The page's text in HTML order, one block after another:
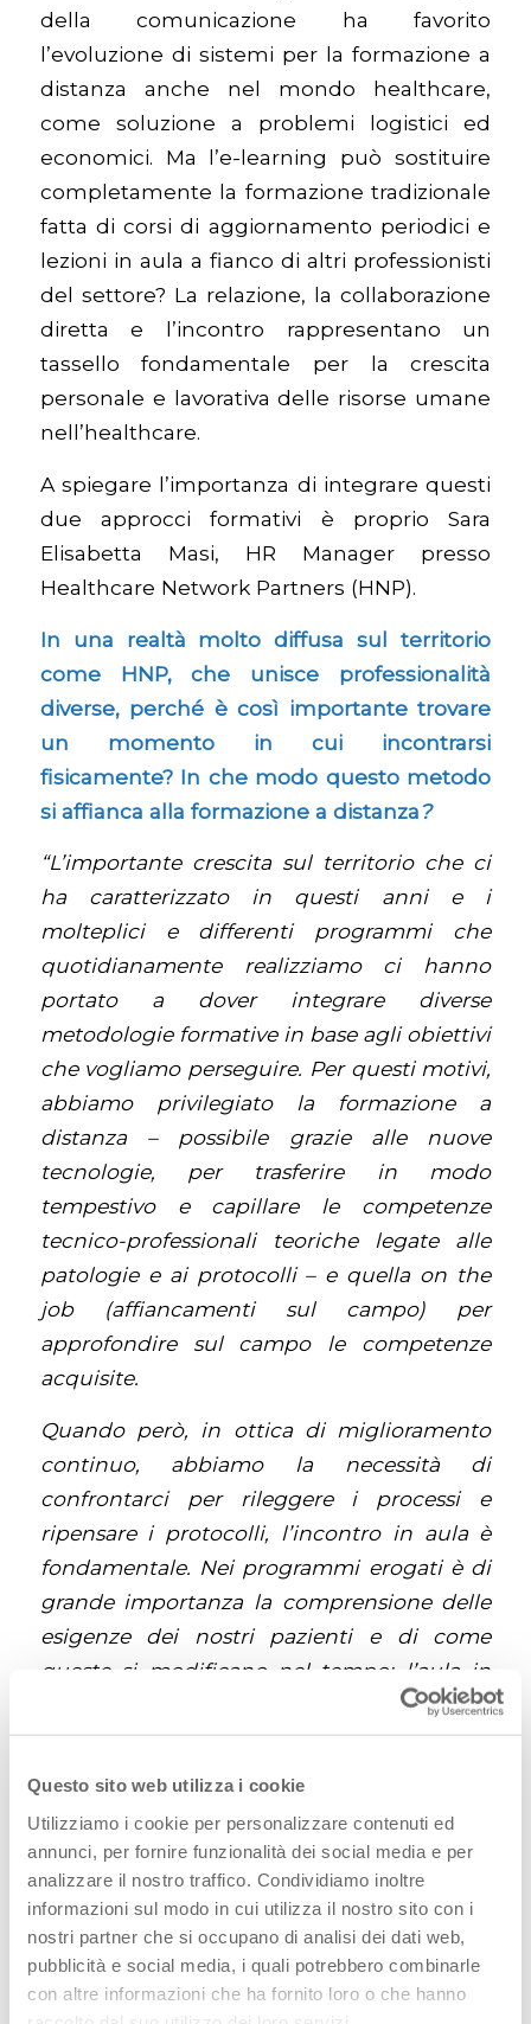
Questo sito web utilizza i cookie
Utilizziamo i cookie per personalizzare contenuti ed
annunci, per fornire funzionalità dei social media e per
analizzare il nostro traffico. Condividiamo inoltre
informazioni sul modo in cui utilizza il nostro sito con i
nostri partner che si occupano di analisi dei dati web,
pubblicità e social media, i quali potrebbero combinarle
con altre informazioni che ha fornito loro o che hanno
della comunicazione ha favorito
l’evoluzione di sistemi per la formazione a
distanza anche nel mondo healthcare,
come soluzione a problemi logistici ed
economici. Ma l’e-learning può sostituire
completamente la formazione tradizionale
fatta di corsi di aggiornamento periodici e
lezioni in aula a fianco di altri professionisti
del settore? La relazione, la collaborazione
diretta e l’incontro rappresentano un
tassello fondamentale per la crescita
personale e lavorativa delle risorse umane
nell’healthcare.
A spiegare l’importanza di integrare questi
due approcci formativi è proprio Sara
Elisabetta Masi, HR Manager presso
Healthcare Network Partners (HNP).
In una realtà molto diffusa sul territorio
come HNP, che unisce professionalità
diverse, perché è così importante trovare
un momento in cui incontrarsi
fisicamente? In che modo questo metodo
si affianca alla formazione a distanza?
“L’importante crescita sul territorio che ci
ha caratterizzato in questi anni e i
molteplici e differenti programmi che
quotidianamente realizziamo ci hanno
portato a dover integrare diverse
metodologie formative in base agli obiettivi
che vogliamo perseguire. Per questi motivi,
abbiamo privilegiato la formazione a
distanza – possibile grazie alle nuove
tecnologie, per trasferire in modo
tempestivo e capillare le competenze
tecnico-professionali teoriche legate alle
patologie e ai protocolli – e quella on the
job (affiancamenti sul campo) per
approfondire sul campo le competenze
acquisite.
Quando però, in ottica di miglioramento
continuo, abbiamo la necessità di
confrontarci per rileggere i processi e
ripensare i protocolli, l’incontro in aula è
fondamentale. Nei programmi erogati è di
grande importanza la comprensione delle
esigenze dei nostri pazienti e di come
queste si modificano nel tempo: l’aula in
tal senso non è più solo il luogo della
lezione frontale teorica, ma è il luogo per
mettere in atto un processo bottom up
quotidianamente sul territorio al fine di
rimettere in discussione anche le nostre
routine organizzative se necessario. È con
questo scopo che abbiamo organizzato
eventi formativi che hanno messo in aula
più di 80 colleghi infermieri: